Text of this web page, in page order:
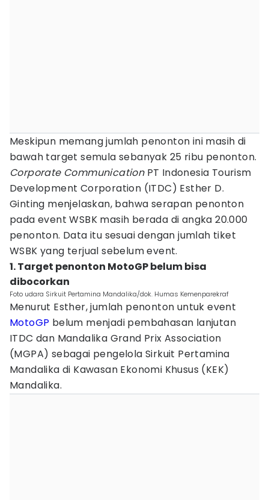
Meskipun memang jumlah penonton ini masih di
bawah target semula sebanyak 25 ribu penonton.
Corporate CommunicationPT Indonesia Tourism
Development Corporation (ITDC) Esther D.
Ginting menjelaskan, bahwa serapan penonton
pada event WSBK masih berada di angka 20.000
penonton. Data itu sesuai dengan jumlah tiket
WSBK yang terjual sebelum event.
1. Target penonton MotoGP belum bisa
dibocorkan
Foto udara Sirkuit Pertamina Mandalika/dok. Humas Kemenparekraf
Menurut Esther, jumlah penonton untuk event
MotoGP belum menjadi pembahasan lanjutan
ITDC dan Mandalika Grand Prix Association
(MGPA) sebagai pengelola Sirkuit Pertamina
Mandalika di Kawasan Ekonomi Khusus (KEK)
Mandalika.